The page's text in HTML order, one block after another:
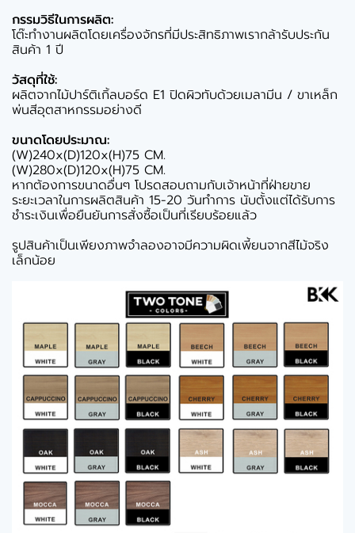
กรรมวิธีในการผลิต:
โต๊ะทำงานผลิตโดยเครื่องจักรที่มีประสิทธิภาพเรากล้ารับประกัน
สินค้า 1 ปี
วัสดุที่ใช้:
ผลิตจากไม้ปาร์ติเกิ้ลบอร์ด E1 ปิดผิวทับด้วยเมลามีน / ขาเหล็ก
พ่นสีอุตสาหกรรมอย่างดี
ขนาดโดยประมาณ:
(W)240x(D)120x(H)75 CM.
(W)280x(D)120x(H)75 CM.
หากต้องการขนาดอื่นๆ โปรดสอบถามกับเจ้าหน้าที่ฝ่ายขาย
ระยะเวลาในการผลิตสินค้า 15-20 วันทำการ นับตั้งแต่ได้รับการ
ชำระเงินเพื่อยืนยันการสั่งซื้อเป็นที่เรียบร้อยแล้ว
รูปสินค้าเป็นเพียงภาพจำลองอาจมีความผิดเพี้ยนจากสีไม้จริง
เล็กน้อย